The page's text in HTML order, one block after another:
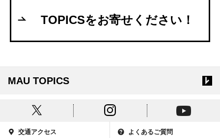
TOPICSをお寄せください！
MAU TOPICS
交通アクセス よくあるご質問